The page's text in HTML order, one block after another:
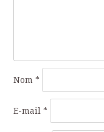
Nom*
E-mail*